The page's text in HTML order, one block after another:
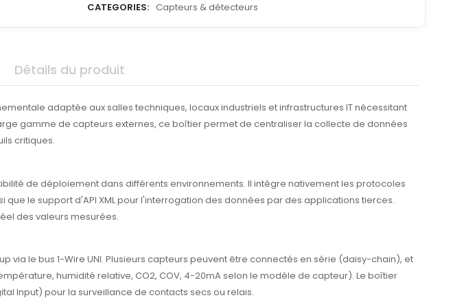
CATEGORIES: Capteurs & détecteurs
Détails du produit
adaptée aux salles techniques, locaux industriels et infrastructures IT nécessitant
gamme de capteurs externes, ce boîtier permet de centraliser la collecte de données
critiques.
de déploiement dans différents environnements. Il intègre nativement les protocoles
le support d'API XML pour l'interrogation des données par des applications tierces.
des valeurs mesurées.
via le bus 1-Wire UNI. Plusieurs capteurs peuvent être connectés en série (daisy-chain), et
humidité relative, CO2, COV, 4-20mA selon le modèle de capteur). Le boîtier
Input) pour la surveillance de contacts secs ou relais.